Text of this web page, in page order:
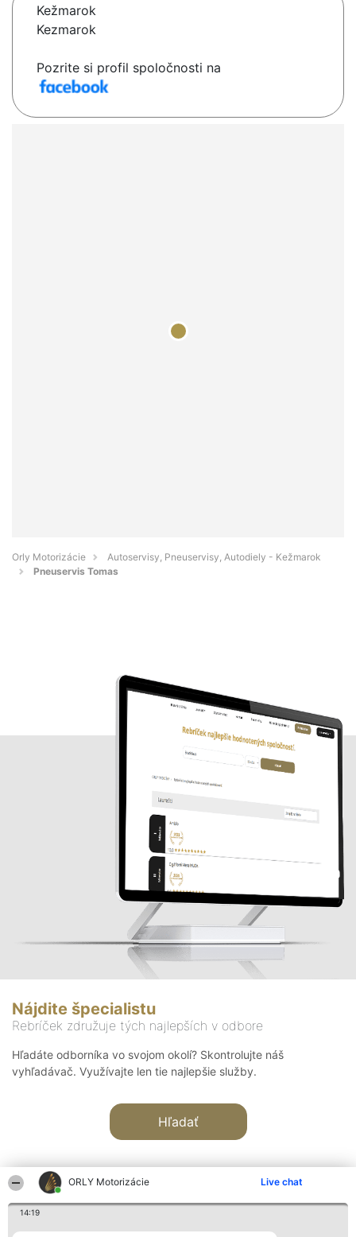
ORLY Motorizácie Live chat
14:19
Kežmarok
Kezmarok
Pozrite si profil spoločnosti na
Orly Motorizácie
Autoservisy, Pneuservisy, Autodiely - Kežmarok
Pneuservis Tomas
Nájdite špecialistu
Rebríček združuje tých najlepších v odbore
Hľadáte odborníka vo svojom okolí? Skontrolujte náš
vyhľadávač. Využívajte len tie najlepšie služby.
Hľadať